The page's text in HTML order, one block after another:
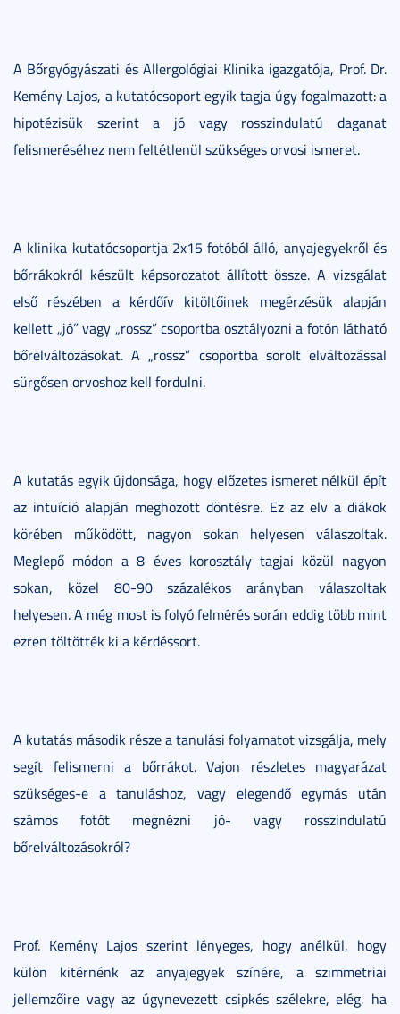
A Bőrgyógyászati és Allergológiai Klinika igazgatója, Prof. Dr.
Kemény Lajos, a kutatócsoport egyik tagja úgy fogalmazott: a
hipotézisük szerint a jó vagy rosszindulatú daganat
felismeréséhez nem feltétlenül szükséges orvosi ismeret.
A klinika kutatócsoportja 2x15 fotóból álló, anyajegyekről és
bőrrákokról készült képsorozatot állított össze. A vizsgálat
első részében a kérdőív kitöltőinek megérzésük alapján
kellett „jó” vagy „rossz” csoportba osztályozni a fotón látható
bőrelváltozásokat. A „rossz” csoportba sorolt elváltozással
sürgősen orvoshoz kell fordulni.
A kutatás egyik újdonsága, hogy előzetes ismeret nélkül épít
az intuíció alapján meghozott döntésre. Ez az elv a diákok
körében működött, nagyon sokan helyesen válaszoltak.
Meglepő módon a 8 éves korosztály tagjai közül nagyon
sokan, közel 80-90 százalékos arányban válaszoltak
helyesen. A még most is folyó felmérés során eddig több mint
ezren töltötték ki a kérdéssort.
A kutatás második része a tanulási folyamatot vizsgálja, mely
segít felismerni a bőrrákot. Vajon részletes magyarázat
szükséges-e a tanuláshoz, vagy elegendő egymás után
számos fotót megnézni jó- vagy rosszindulatú
bőrelváltozásokról?
Prof. Kemény Lajos szerint lényeges, hogy anélkül, hogy
külön kitérnénk az anyajegyek színére, a szimmetriai
jellemzőire vagy az úgynevezett csipkés szélekre, elég, ha